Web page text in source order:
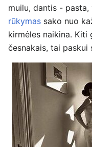
muilu, dantis -
rūkymas sako nuo
kirmėles naikina. Kiti
česnakais, tai paskui